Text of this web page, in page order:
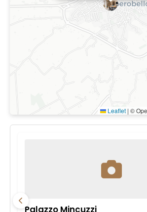
Leaflet | ©
Palazzo Mincuzzi